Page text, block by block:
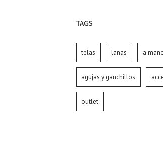
TAGS
telas lanas a mano
agujas y ganchillos
outlet